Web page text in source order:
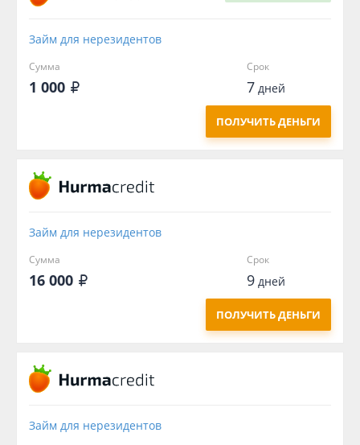
Займ для нерезидентов
Сумма
1 000
Срок
7дней
ПОЛУЧИТЬ ДЕНЬГИ
Займ для нерезидентов
Сумма
16 000
Срок
9дней
ПОЛУЧИТЬ ДЕНЬГИ
Займ для нерезидентов